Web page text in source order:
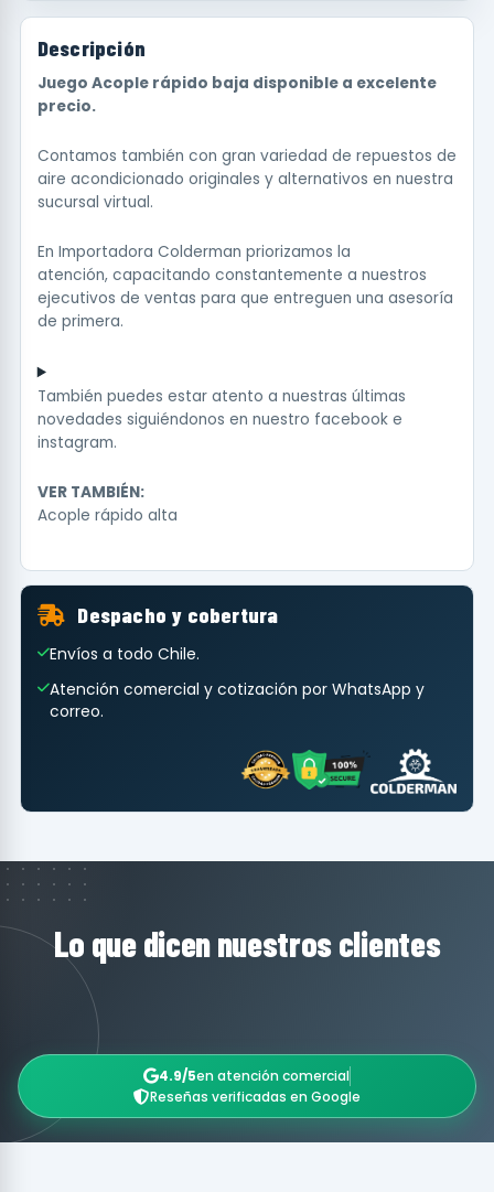
Descripción
Juego Acople rápido baja disponible a excelente
precio.
Contamos también con gran variedad de repuestos de
aire acondicionado originales y alternativos en nuestra
sucursal virtual.
En Importadora Colderman priorizamos la
atención, capacitando constantemente a nuestros
ejecutivos de ventas para que entreguen una asesoría
de primera.
También puedes estar atento a nuestras últimas
novedades siguiéndonos en nuestro facebooke
instagram.
VER TAMBIÉN:
Acople rápido alta
Despacho y cobertura
Envíos a todo Chile.
Atención comercial y cotización por WhatsApp y
correo.
Lo que dicen nuestros clientes
4.9/5en atención comercial
Reseñas verificadas en Google